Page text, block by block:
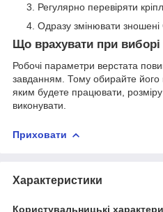
Регулярно перевіряти
Одразу змінювати зношені
Що врахувати при
Робочі параметри верстата
завданням. Тому обирайте його
яким будете працювати, розміру
виконувати.
Приховати
Характеристики
Користувальницькі